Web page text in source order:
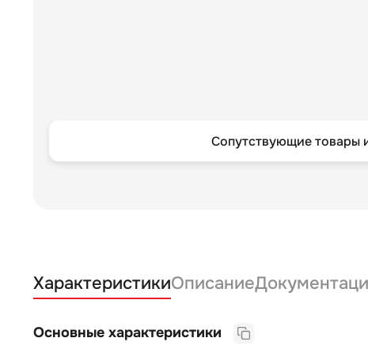
Сопутствующие товары
ХарактеристикиОписание